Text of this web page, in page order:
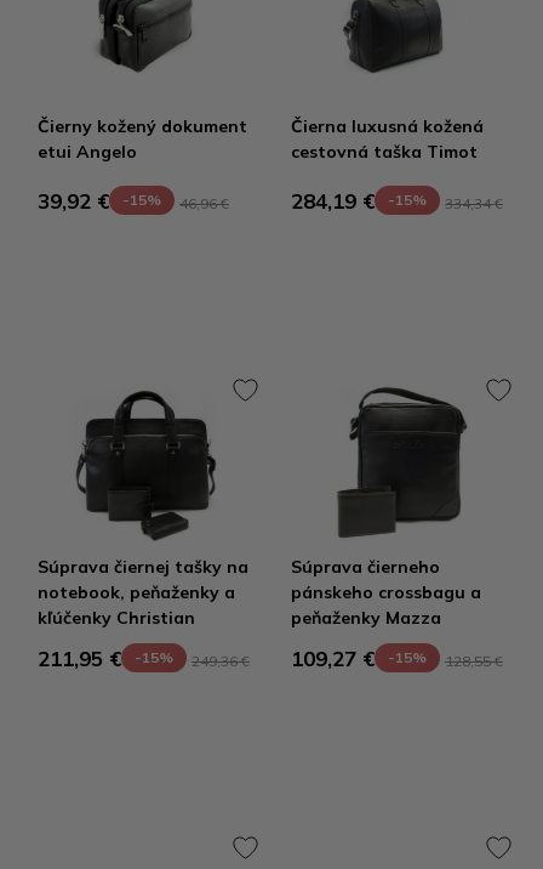
Čierny kožený dokument
etui Angelo
39,92 € -15% 46,96 €
Čierna luxusná kožená
cestovná taška Timot
284,19 € -15% 334,34 €
Súprava čiernej tašky na
notebook, peňaženky a
kľúčenky Christian
211,95 € -15% 249,36 €
Súprava čierneho
pánskeho crossbagu a
peňaženky Mazza
109,27 € -15% 128,55 €